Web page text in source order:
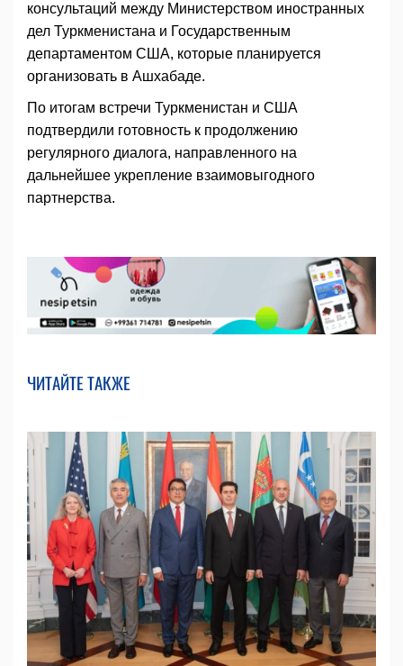
консультаций между Министерством иностранных
дел Туркменистана и Государственным
департаментом США, которые планируется
организовать в Ашхабаде.
По итогам встречи Туркменистан и США
подтвердили готовность к продолжению
регулярного диалога, направленного на
дальнейшее укрепление взаимовыгодного
партнерства.
ЧИТАЙТЕ ТАКЖЕ